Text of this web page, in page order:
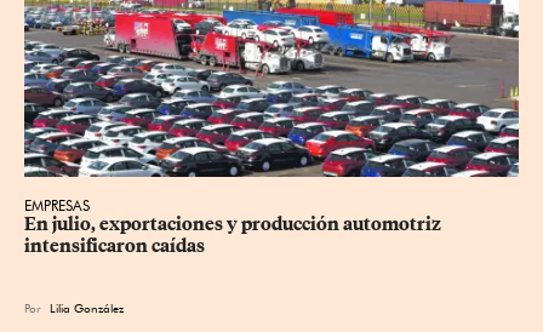
EMPRESAS
En julio, exportaciones y producción automotriz
intensificaron caídas
Por Lilia González